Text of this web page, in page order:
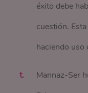
éxito debe
cuestión.
haciendo uso
Mannaz-Ser